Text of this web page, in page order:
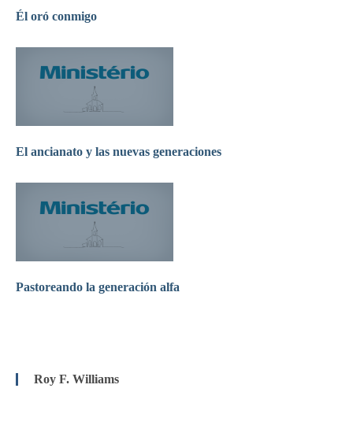
Él oró conmigo
El ancianato y las nuevas generaciones
Pastoreando la generación alfa
Roy F. Williams